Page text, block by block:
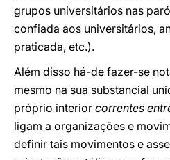
grupos universitários nas
confiada aos universitários,
praticada, etc.).
Além disso há-de fazer-se
mesmo na sua substancial
próprio interior correntes
ligam a organizações e
definir tais movimentos e